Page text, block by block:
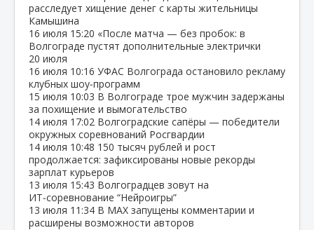
расследует хищение денег с карты жительницы
Камышина
16 июля 15:20 «После матча — без пробок: в
Волгограде пустят дополнительные электрички
20 июля
16 июля 10:16 УФАС Волгограда остановило рекламу
клубных шоу‑программ
15 июля 10:03 В Волгограде трое мужчин задержаны
за похищение и вымогательство
14 июля 17:02 Волгоградские сапёры — победители
окружных соревнований Росгвардии
14 июля 10:48 150 тысяч рублей и рост
продолжается: зафиксированы новые рекорды
зарплат курьеров
13 июля 15:43 Волгоградцев зовут на
ИТ‑соревнование “Нейроигры”
13 июля 11:34 В МАХ запущены комментарии и
расширены возможности авторов